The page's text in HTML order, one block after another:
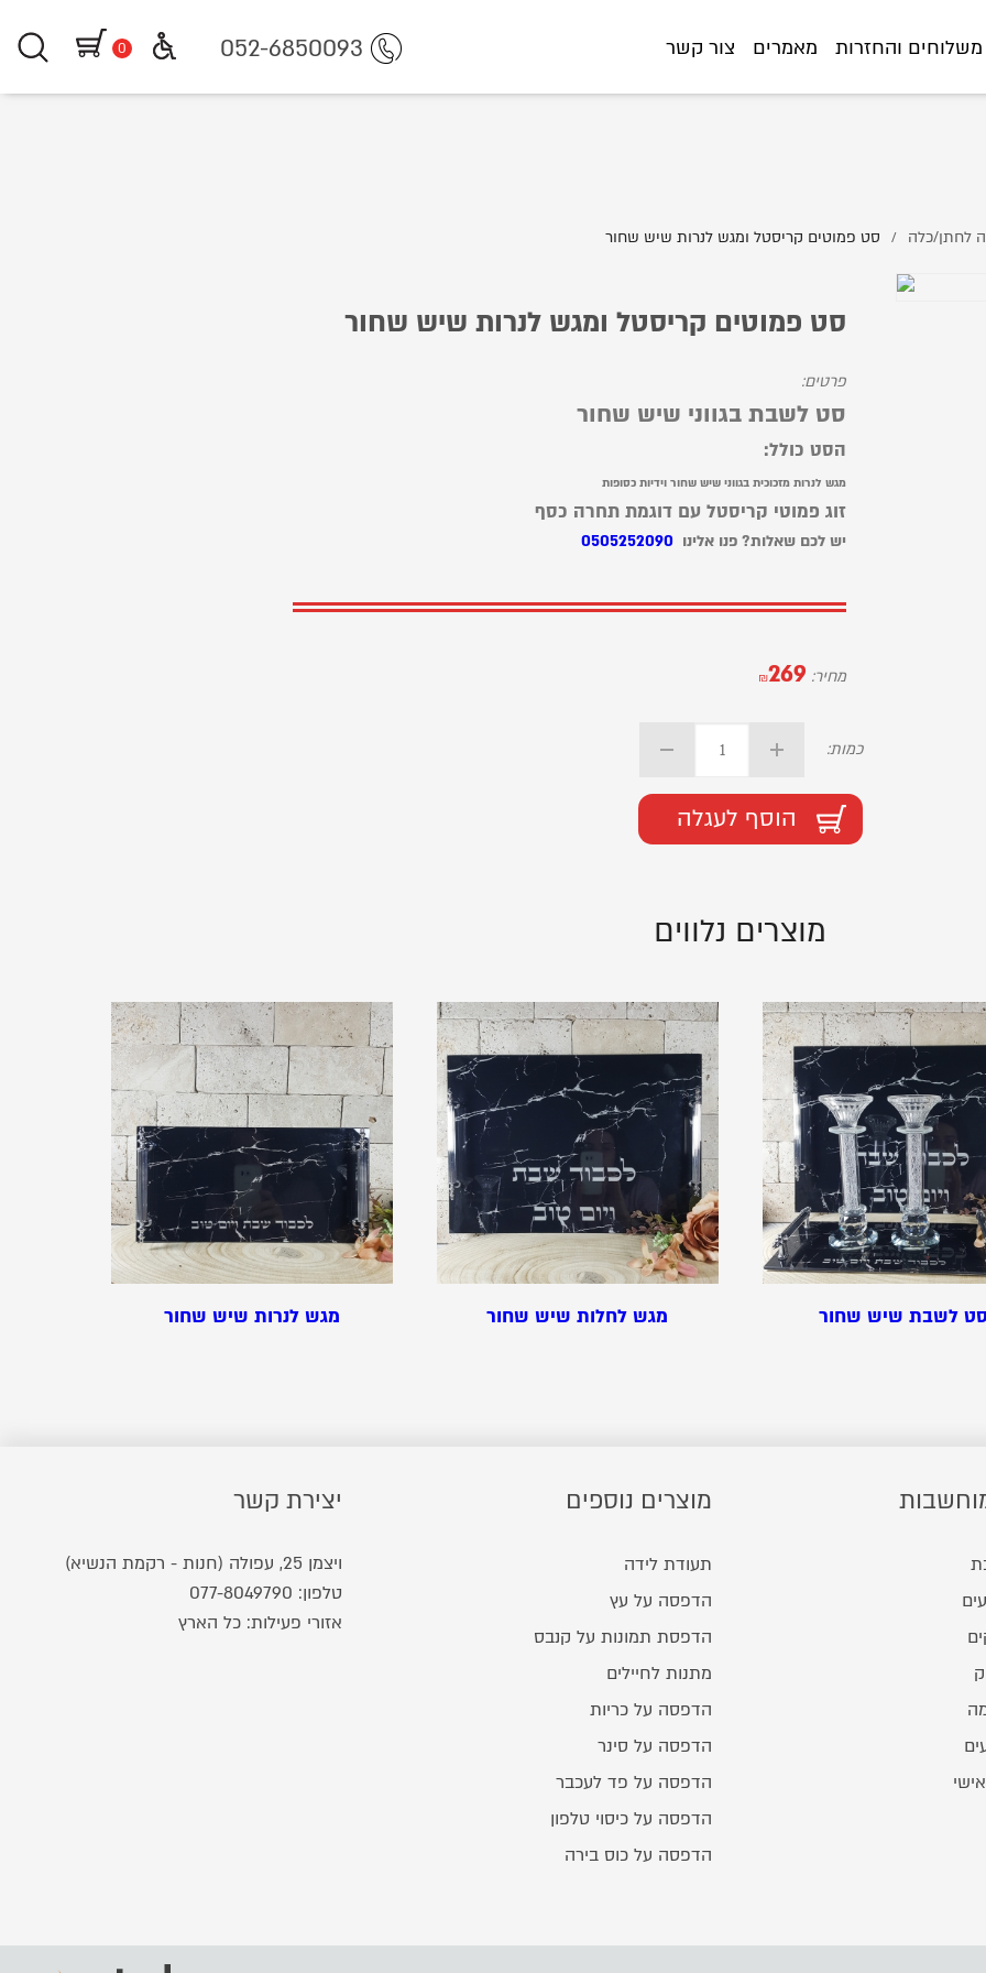
משלוחים והחזרות מאמרים צור קשר 0 052-6850093
לחתן/כלה / סט פמוטים קריסטל ומגש לנרות שיש שחור
סט פמוטים קריסטל ומגש לנרות שיש שחור
פרטים:
סט לשבת בגווני שיש שחור
הסט כולל:
מגש לנרות מזכוכית בגווני שיש שחור וידיות כסופות
זוג פמוטי קריסטל עם דוגמת תחרה כסף
יש לכם שאלות? פנו אלינו 0505252090
מחיר: 269
₪
כמות:
הוסף לעגלה
מוצרים נלווים
מגש לנרות שיש שחור מגש לחלות שיש שחור לשבת שיש שחור
מוצרים נוספים
תעודת לידה
הדפסה על עץ
הדפסת תמונות על קנבס
מתנות לחיילים
הדפסה על כריות
הדפסה על סינר
הדפסה על פד לעכבר
הדפסה על כיסוי טלפון
הדפסה על כוס בירה
יצירת קשר
ויצמן 25, עפולה (חנות - רקמת הנשיא)
טלפון: 077-8049790
אזורי פעילות: כל הארץ